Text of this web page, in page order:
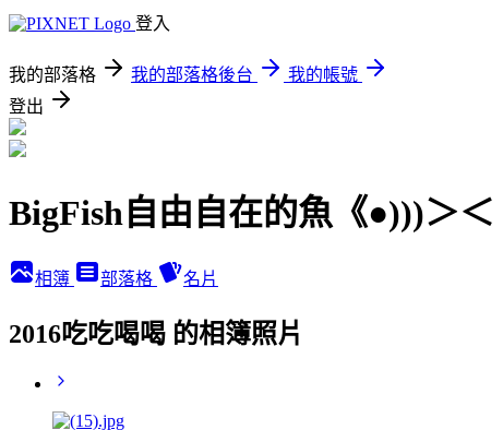
登入
我的部落格 我的部落格後台
我的帳號
登出
BigFish自由自在的魚《●)))＞＜
相簿 部落格 名片
2016吃吃喝喝 的相簿照片